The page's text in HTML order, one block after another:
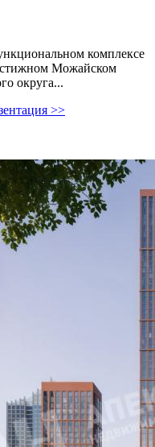
комплексе
Можайском
округа...
>>